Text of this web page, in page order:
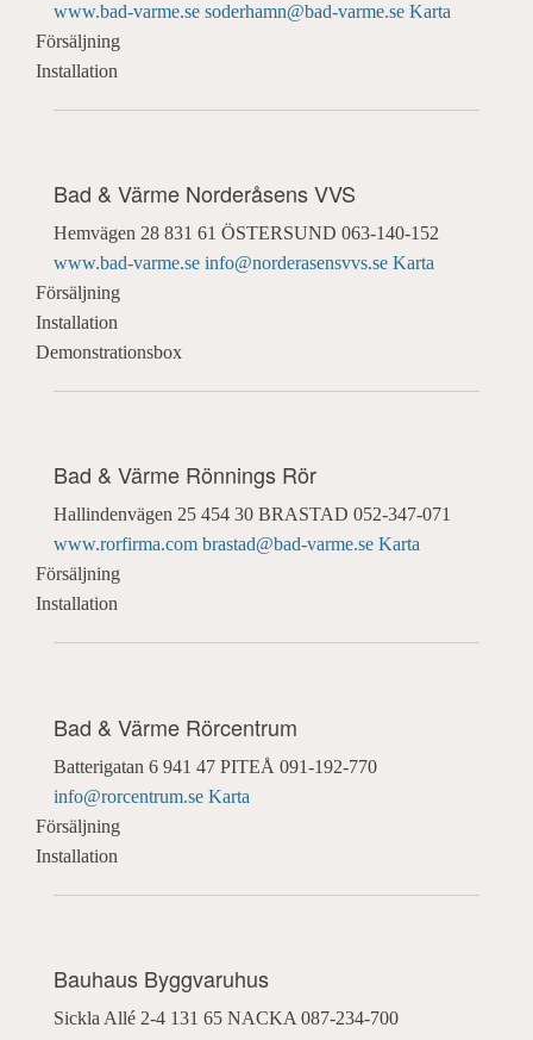
www.bad-varme.se soderhamn@bad-varme.se Karta
Försäljning
Installation
Bad & Värme Norderåsens VVS
Hemvägen 28 831 61 ÖSTERSUND 063-140-152
www.bad-varme.se info@norderasensvvs.se Karta
Försäljning
Installation
Demonstrationsbox
Bad & Värme Rönnings Rör
Hallindenvägen 25 454 30 BRASTAD 052-347-071
www.rorfirma.com brastad@bad-varme.se Karta
Försäljning
Installation
Bad & Värme Rörcentrum
Batterigatan 6 941 47 PITEÅ 091-192-770
info@rorcentrum.se Karta
Försäljning
Installation
Bauhaus Byggvaruhus
Sickla Allé 2-4 131 65 NACKA 087-234-700